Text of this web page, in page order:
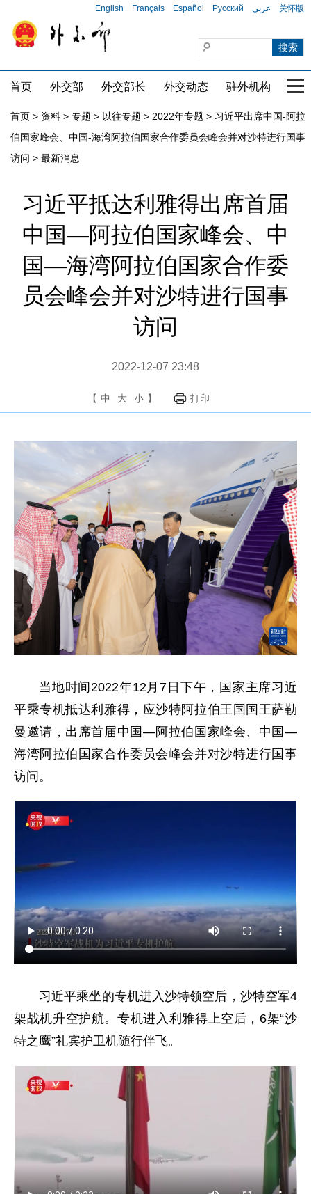
English Français Español Русский عربي 关怀版
首页 外交部 外交部长 外交动态 驻外机构 国
首页 > 资料 > 专题 > 以往专题 > 2022年专题 > 习近平出席中国-阿拉
伯国家峰会、中国-海湾阿拉伯国家合作委员会峰会并对沙特进行国事
访问 > 最新消息
习近平抵达利雅得出席首届
中国—阿拉伯国家峰会、中
国—海湾阿拉伯国家合作委
员会峰会并对沙特进行国事
访问
2022-12-07 23:48
【 中 大 小 】 打印
当地时间2022年12月7日下午，国家主席习近
平乘专机抵达利雅得，应沙特阿拉伯王国国王萨勒
曼邀请，出席首届中国—阿拉伯国家峰会、中国—
海湾阿拉伯国家合作委员会峰会并对沙特进行国事
访问。
习近平乘坐的专机进入沙特领空后，沙特空军4
架战机升空护航。专机进入利雅得上空后，6架“沙
特之鹰”礼宾护卫机随行伴飞。